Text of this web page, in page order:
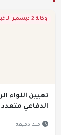
وكالة 2 ديسمبر الاخبارية- وكالة 2 ديسمبر الاخبارية - اخبار وتقارير
تعيين اللواء
الدفاعي
منذ دقيقة